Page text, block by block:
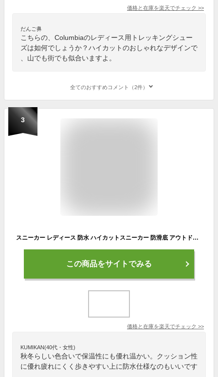
価格と在庫を楽天でチェック >>
だんご鼻
こちらの、Columbiaのレディース用トレッキングシュー
ズは如何でしょうか？ハイカットのおしゃれなデザインで
、山でも街でも似合いますよ。
全てのおすすめコメント（2件）
3
スニーカー レディース 防水 ハイカットスニーカー 防滑底 アウトドア ハイキング おしゃれ かわいい カラー 色 女性 紐靴 Healthknit ヘルスニット hkl724｜正規販売店 在庫限り 値引き 特価 セール SALE
この商品をサイトでみる
価格と在庫を楽天でチェック >>
KUMIKAN(40代・女性)
秋冬らしい色合いで保温性にも優れ温かい。クッション性
に優れ疲れにくく歩きやすい上に防水仕様なのもいいです